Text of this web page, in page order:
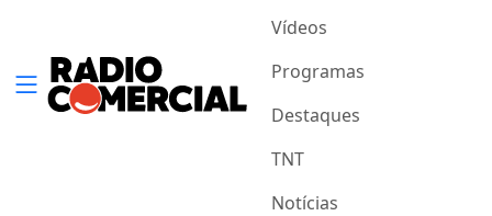
Vídeos
Programas
Destaques
TNT
Notícias